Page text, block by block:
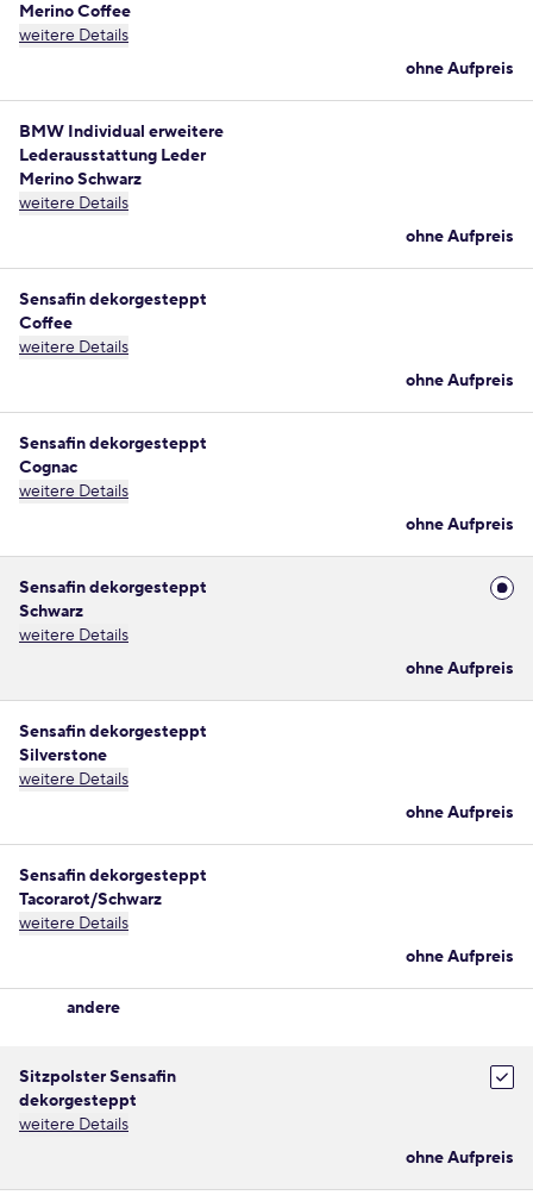
Merino Coffee
weitere Details
ohne Aufpreis
BMW Individual erweitere
Lederausstattung Leder
Merino Schwarz
weitere Details
ohne Aufpreis
Sensafin dekorgesteppt
Coffee
weitere Details
ohne Aufpreis
Sensafin dekorgesteppt
Cognac
weitere Details
ohne Aufpreis
Sensafin dekorgesteppt
Schwarz
weitere Details
ohne Aufpreis
Sensafin dekorgesteppt
Silverstone
weitere Details
ohne Aufpreis
Sensafin dekorgesteppt
Tacorarot/Schwarz
weitere Details
ohne Aufpreis
andere
Sitzpolster Sensafin
dekorgesteppt
weitere Details
ohne Aufpreis